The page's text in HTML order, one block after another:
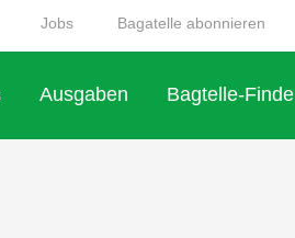
Jobs Bagatelle abonnieren
Ausgaben Bagtelle-